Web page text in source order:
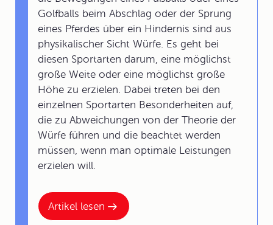
Artikel lesen
Golfballs beim Abschlag oder der Sprung
eines Pferdes über ein Hindernis sind aus
physikalischer Sicht Würfe. Es geht bei
diesen Sportarten darum, eine möglichst
große Weite oder eine möglichst große
Höhe zu erzielen. Dabei treten bei den
einzelnen Sportarten Besonderheiten auf,
die zu Abweichungen von der Theorie der
Würfe führen und die beachtet werden
müssen, wenn man optimale Leistungen
erzielen will.